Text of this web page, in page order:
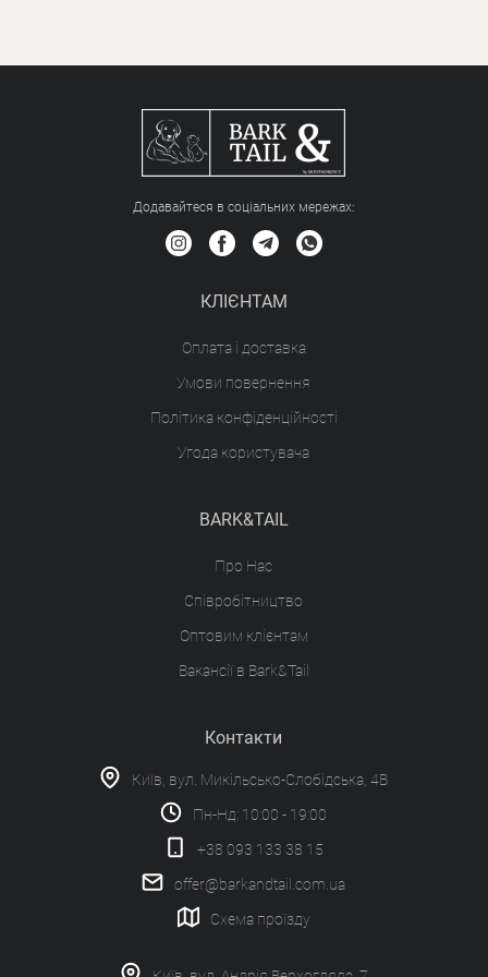
Додавайтеся в соціальних мережах:
КЛІЄНТАМ
Оплата і доставка
Умови повернення
Політика конфіденційності
Угода користувача
BARK&TAIL
Про Нас
Співробітництво
Оптовим клієнтам
Вакансії в Bark&Tail
Контакти
Київ, вул. Микільсько-Слобідська, 4В
Пн-Нд: 10:00 - 19:00
+38 093 133 38 15
offer@barkandtail.com.ua
Схема проїзду